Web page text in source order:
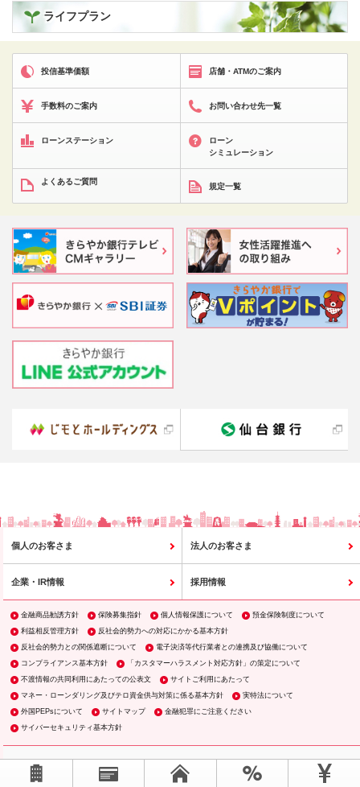
ライフプラン
投信基準価額 店舗・ATMのご案内
手数料のご案内 お問い合わせ先一覧
ローンステーション
ローン
シミュレーション
よくあるご質問
規定一覧
個人のお客さま 法人のお客さま
企業・IR情報 採用情報
金融商品勧誘方針 保険募集指針 個人情報保護について
預金保険制度について
利益相反管理方針
反社会的勢力への対応にかかる基本方針
反社会的勢力との関係遮断について
電子決済等代行業者との連携及び協働について
コンプライアンス基本方針
「カスタマーハラスメント対応方針」の策定について
不渡情報の共同利用にあたっての公表文
サイトご利用にあたって
マネー・ローンダリング及びテロ資金供与対策に係る基本方針
実特法について
外国PEPsについて
サイトマップ
金融犯罪にご注意ください
サイバーセキュリティ基本方針
ページTOPへ